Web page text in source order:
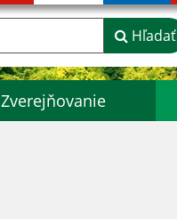
Hľadať
Zverejňovanie